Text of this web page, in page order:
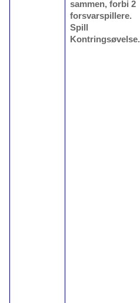
sammen, forbi 2
forsvarspillere.
Spill
Kontringsøvelse.